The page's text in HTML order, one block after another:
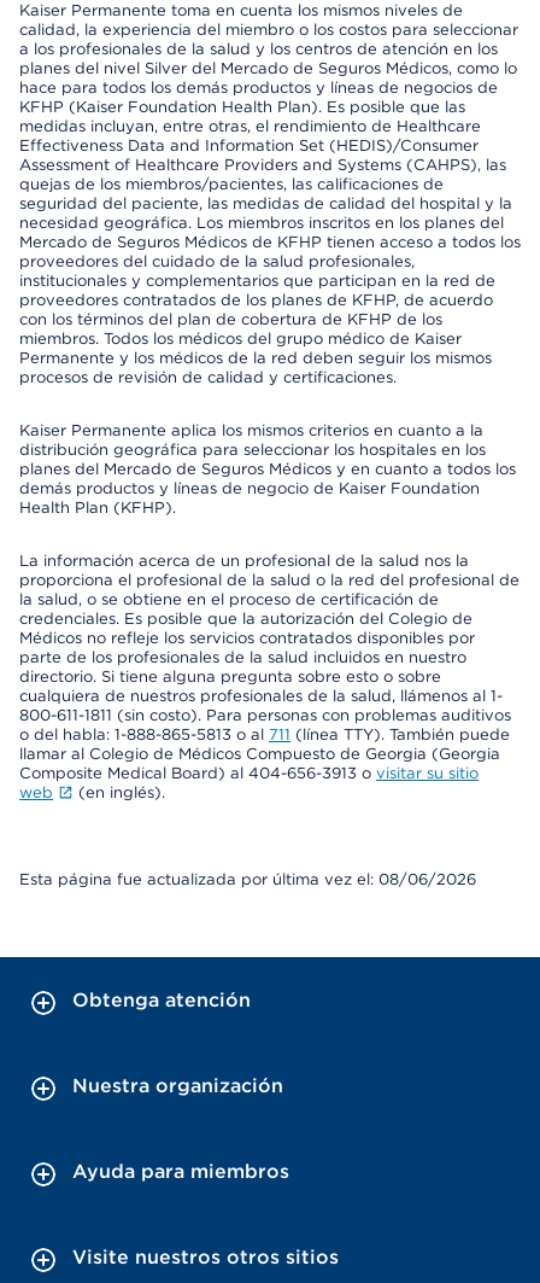
Kaiser Permanente toma en cuenta los mismos niveles de
calidad, la experiencia del miembro o los costos para seleccionar
a los profesionales de la salud y los centros de atención en los
planes del nivel Silver del Mercado de Seguros Médicos, como lo
hace para todos los demás productos y líneas de negocios de
KFHP (Kaiser Foundation Health Plan). Es posible que las
medidas incluyan, entre otras, el rendimiento de Healthcare
Effectiveness Data and Information Set (HEDIS)/Consumer
Assessment of Healthcare Providers and Systems (CAHPS), las
quejas de los miembros/pacientes, las calificaciones de
seguridad del paciente, las medidas de calidad del hospital y la
necesidad geográfica. Los miembros inscritos en los planes del
Mercado de Seguros Médicos de KFHP tienen acceso a todos los
proveedores del cuidado de la salud profesionales,
institucionales y complementarios que participan en la red de
proveedores contratados de los planes de KFHP, de acuerdo
con los términos del plan de cobertura de KFHP de los
miembros. Todos los médicos del grupo médico de Kaiser
Permanente y los médicos de la red deben seguir los mismos
procesos de revisión de calidad y certificaciones.
Kaiser Permanente aplica los mismos criterios en cuanto a la
distribución geográfica para seleccionar los hospitales en los
planes del Mercado de Seguros Médicos y en cuanto a todos los
demás productos y líneas de negocio de Kaiser Foundation
Health Plan (KFHP).
La información acerca de un profesional de la salud nos la
proporciona el profesional de la salud o la red del profesional de
la salud, o se obtiene en el proceso de certificación de
credenciales. Es posible que la autorización del Colegio de
Médicos no refleje los servicios contratados disponibles por
parte de los profesionales de la salud incluidos en nuestro
directorio. Si tiene alguna pregunta sobre esto o sobre
cualquiera de nuestros profesionales de la salud, llámenos al 1-
800-611-1811 (sin costo). Para personas con problemas auditivos
o del habla: 1-888-865-5813 o al 711 (línea TTY). También puede
llamar al Colegio de Médicos Compuesto de Georgia (Georgia
Composite Medical Board) al 404-656-3913 o visitar su sitio
web
(en inglés).
Esta página fue actualizada por última vez el: 08/06/2026
Obtenga atención
Nuestra organización
Ayuda para miembros
Visite nuestros otros sitios